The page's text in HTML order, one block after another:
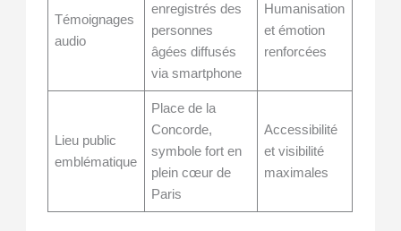
Témoignages
audio
enregistrés des
personnes
âgées diffusés
via smartphone
Humanisation
et émotion
renforcées
Lieu public
emblématique
Place de la
Concorde,
symbole fort en
plein cœur de
Paris
Accessibilité
et visibilité
maximales